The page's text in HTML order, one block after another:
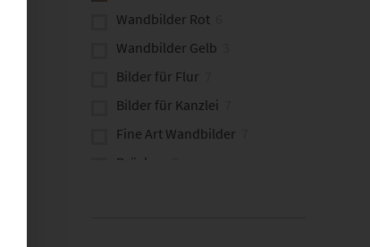
Wandbilder Rot
Wandbilder Gelb
Bilder für Flur
Bilder für Kanzlei
Fine Art Wandbilder
Brücken